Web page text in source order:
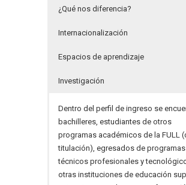
¿Qué nos diferencia?
Internacionalización
Espacios de aprendizaje
Investigación
Dentro del perfil de ingreso se
bachilleres, estudiantes de otros
programas académicos de la FULL
titulación), egresados de programas
técnicos profesionales y
otras instituciones de educación